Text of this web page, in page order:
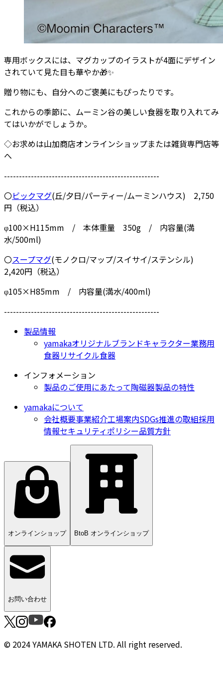
専用ボックスには、マグカップのイラストが4面にデザイン
されていて見た目も華やか🎁✨
贈り物にも、自分へのご褒美にもぴったりです。
これからの季節に、ムーミン谷の美しい食器を取り入れてみ
てはいかがでしょうか。
◇お求めは山加商店オンラインショップまたは雑貨専門店等
へ
----------------------------------------------------
〇ビックマグ(丘/夕日/パーティー/ムーミンハウス) 2,750
円（税込）
φ100×H115mm / 本体重量 350g / 内容量(満
水/500ml)
〇スープマグ(モノクロ/マップ/スイサイ/ステンシル)
2,420円（税込）
φ105×H85mm / 内容量(満水/400ml)
----------------------------------------------------
製品情報
yamakaオリジナルブランドキャラクター業務用
食器リサイクル食器
インフォメーション
製品のご使用にあたって陶磁器製品の特性
yamakaについて
会社概要事業紹介工場案内SDGs推進の取組採用
情報セキュリティポリシー品質方針
オンラインショップ BtoB オンラインショップ
お問い合わせ
© 2024 YAMAKA SHOTEN LTD. All right reserved.